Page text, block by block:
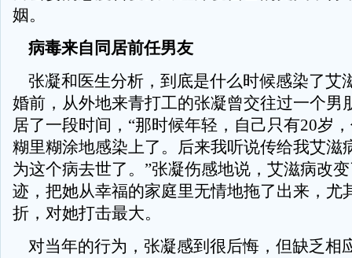
姻。
病毒来自同居前任男友
张凝和医生分析，到底是什么时候感染了艾
婚前，从外地来青打工的张凝曾交往过一个男
居了一段时间，“那时候年轻，自己只有20岁
糊里糊涂地感染上了。后来我听说传给我艾滋
为这个病去世了。”张凝伤感地说，艾滋病改
迹，把她从幸福的家庭里无情地拖了出来，尤
折，对她打击最大。
对当年的行为，张凝感到很后悔，但缺乏相